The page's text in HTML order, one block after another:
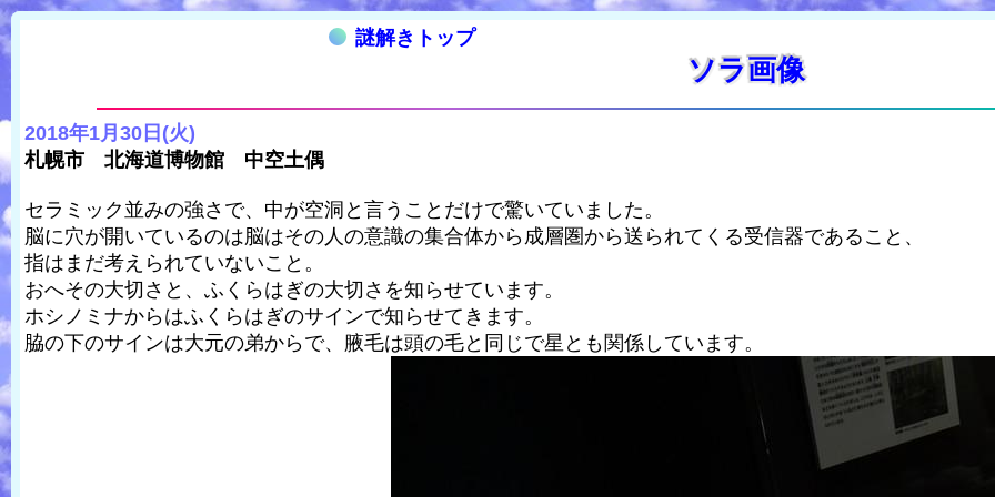
謎解きトップ
ソラ画像
2018年1月30日(火)
札幌市 北海道博物館 中空土偶
セラミック並みの強さで、中が空洞と言うことだけで驚いていました。
脳に穴が開いているのは脳はその人の意識の集合体から成層圏から送られてくる受信器であること、
指はまだ考えられていないこと。
おへその大切さと、ふくらはぎの大切さを知らせています。
ホシノミナからはふくらはぎのサインで知らせてきます。
脇の下のサインは大元の弟からで、腋毛は頭の毛と同じで星とも関係しています。